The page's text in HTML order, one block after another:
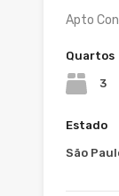
Apto
Quartos
3
Estado
São